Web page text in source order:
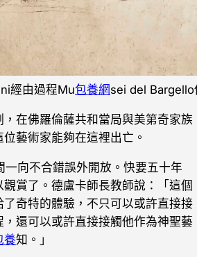
經由過程Mu包養網sei del Bargello
在佛羅倫薩共和當局與美第奇家族
藝術家能夠在這裡出亡。
一向不合錯誤外開放。快要五十年
賞了。德盧卡師長教師說：「這個
奇特的體驗，不只可以或許直接接
還可以或許直接接觸他作為神聖藝
養知。」